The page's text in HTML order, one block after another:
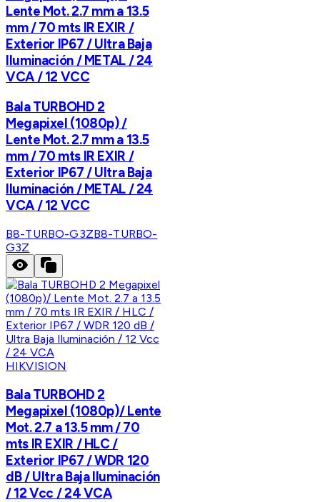
Lente Mot. 2.7 mm a 13.5
mm / 70 mts IR EXIR /
Exterior IP67 / Ultra Baja
Iluminación / METAL / 24
VCA / 12 VCC
Bala TURBOHD 2
Megapixel (1080p) /
Lente Mot. 2.7 mm a 13.5
mm / 70 mts IR EXIR /
Exterior IP67 / Ultra Baja
Iluminación / METAL / 24
VCA / 12 VCC
B8-TURBO-G3ZB8-TURBO-
G3Z
HIKVISION
Bala TURBOHD 2
Megapixel (1080p)/ Lente
Mot. 2.7 a 13.5 mm / 70
mts IR EXIR / HLC /
Exterior IP67 / WDR 120
dB / Ultra Baja Iluminación
/ 12 Vcc / 24 VCA